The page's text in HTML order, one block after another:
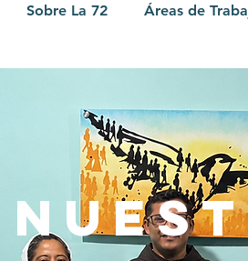
Sobre La 72 Áreas de